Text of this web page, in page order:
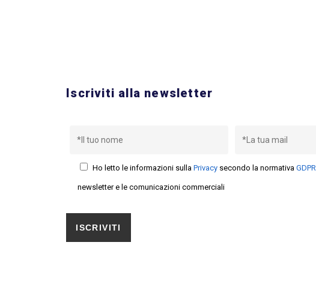
Iscriviti alla newsletter
Ho letto le informazioni sullaPrivacy secondo la normativaGDPR
newsletter e le comunicazioni commerciali